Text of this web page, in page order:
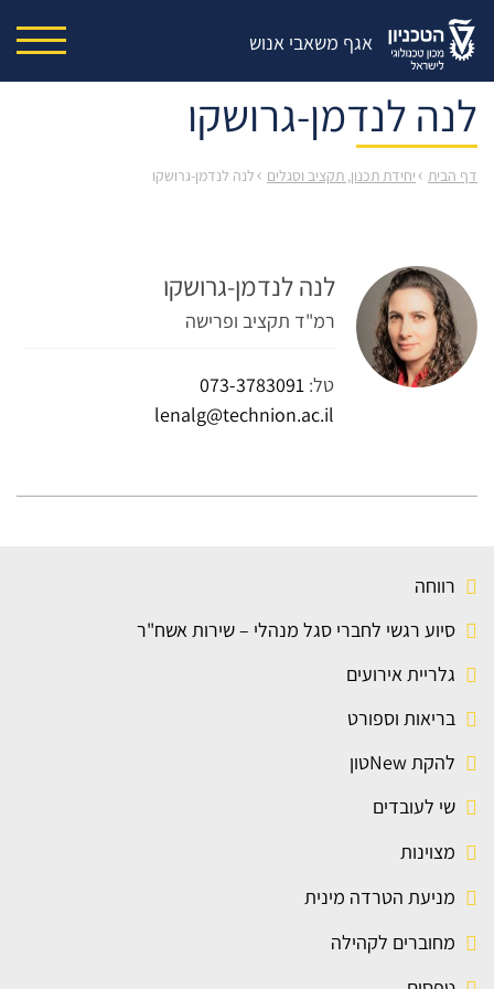
אגף משאבי אנוש
רווחה
סיוע רגשי לחברי סגל מנהלי – שירות אשח"ר
גלריית אירועים
בריאות וספורט
להקת Newטון
שי לעובדים
מצוינות
מניעת הטרדה מינית
מחוברים לקהילה
לנה לנדמן-גרושקו
דף הבית › יחידת תכנון, תקציב וסגלים › לנה לנדמן-גרושקו
לנה לנדמן-גרושקו
רמ"ד תקציב ופרישה
טל: 073-3783091
lenalg@technion.ac.il